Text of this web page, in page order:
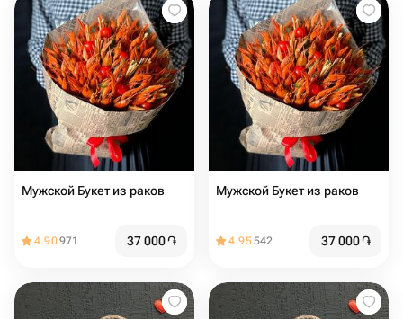
Мужской Букет из раков
4.90971 37 000֏
Мужской Букет из раков
4.95542 37 000֏